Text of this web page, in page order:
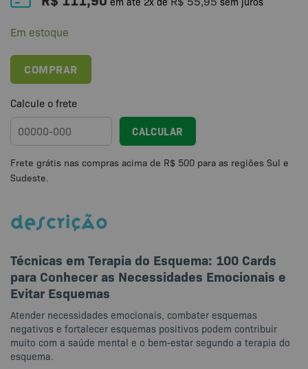
Em estoque
COMPRAR
Calcule o frete
CALCULAR
DESCRIÇÃO
Técnicas em Terapia do Esquema: 100 Cards
para Conhecer as Necessidades Emocionais e
Evitar Esquemas
Atender necessidades emocionais, combater esquemas
negativos e fortalecer esquemas positivos podem contribuir
muito com a saúde mental e o bem-estar segundo a terapia do
esquema.